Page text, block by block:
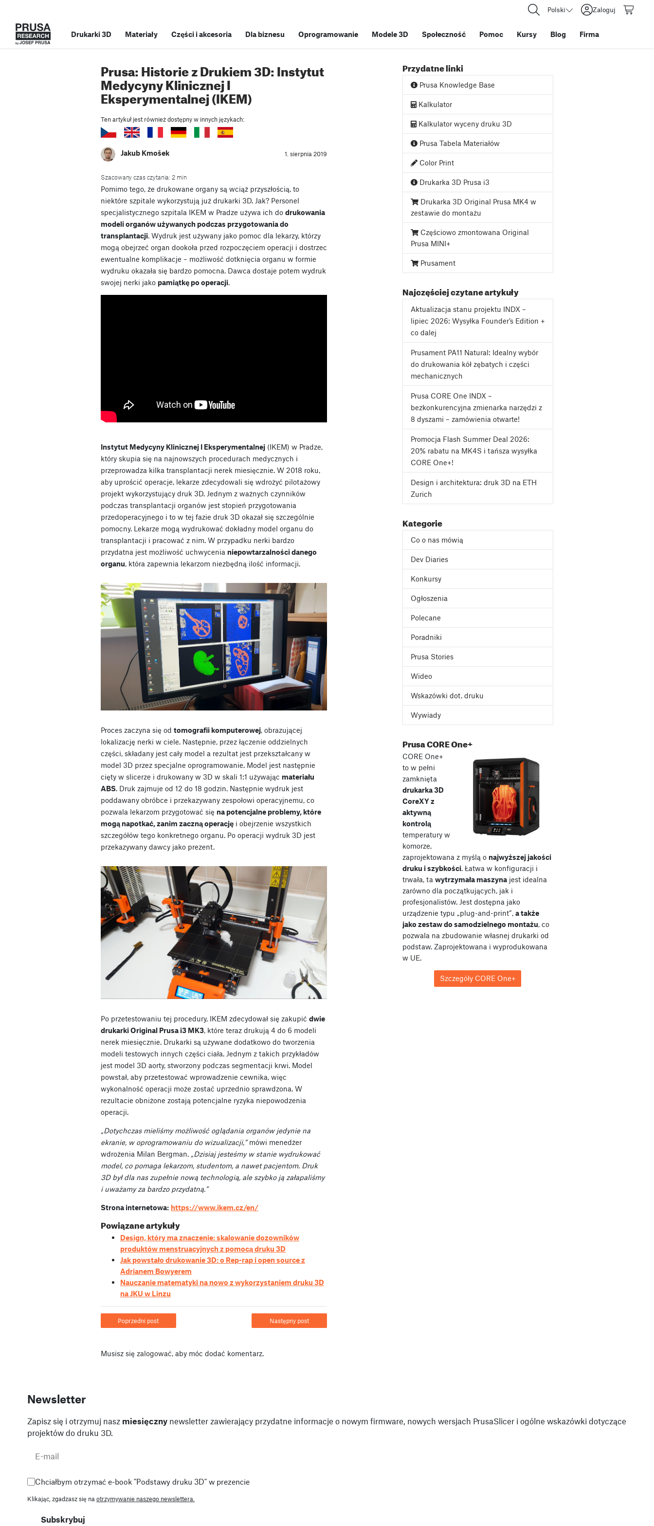
Polski Zaloguj
Drukarki 3D Materiały Części i akcesoria Dla biznesu Oprogramowanie Modele 3D Społeczność Pomoc Kursy Blog Firma
Prusa: Historie z Drukiem 3D: Instytut
Medycyny Klinicznej I
Eksperymentalnej (IKEM)
Ten artykuł jest również dostępny w innych językach:
Jakub Kmošek 1. sierpnia 2019
Szacowany czas czytania: 2 min
Pomimo tego, że drukowane organy są wciąż przyszłością, to
niektóre szpitale wykorzystują już drukarki 3D. Jak? Personel
specjalistycznego szpitala IKEM w Pradze używa ich do drukowania
modeli organów używanych podczas przygotowania do
transplantacji. Wydruk jest używany jako pomoc dla lekarzy, którzy
mogą obejrzeć organ dookoła przed rozpoczęciem operacji i dostrzec
ewentualne komplikacje – możliwość dotknięcia organu w formie
wydruku okazała się bardzo pomocna. Dawca dostaje potem wydruk
swojej nerki jako pamiątkę po operacji.
Instytut Medycyny Klinicznej I Eksperymentalnej (IKEM) w Pradze,
który skupia się na najnowszych procedurach medycznych i
przeprowadza kilka transplantacji nerek miesięcznie. W 2018 roku,
aby uprościć operacje, lekarze zdecydowali się wdrożyć pilotażowy
projekt wykorzystujący druk 3D. Jednym z ważnych czynników
podczas transplantacji organów jest stopień przygotowania
przedoperacyjnego i to w tej fazie druk 3D okazał się szczególnie
pomocny. Lekarze mogą wydrukować dokładny model organu do
transplantacji i pracować z nim. W przypadku nerki bardzo
przydatna jest możliwość uchwycenia niepowtarzalności danego
organu, która zapewnia lekarzom niezbędną ilość informacji.
Proces zaczyna się od tomografii komputerowej, obrazującej
lokalizację nerki w ciele. Następnie, przez łączenie oddzielnych
części, składany jest cały model a rezultat jest przekształcany w
model 3D przez specjalne oprogramowanie. Model jest następnie
cięty w slicerze i drukowany w 3D w skali 1:1 używając materiału
ABS. Druk zajmuje od 12 do 18 godzin. Następnie wydruk jest
poddawany obróbce i przekazywany zespołowi operacyjnemu, co
pozwala lekarzom przygotować się na potencjalne problemy, które
mogą napotkać, zanim zaczną operację i obejrzenie wszystkich
szczegółów tego konkretnego organu. Po operacji wydruk 3D jest
przekazywany dawcy jako prezent.
Po przetestowaniu tej procedury, IKEM zdecydował się zakupić dwie
drukarki Original Prusa i3 MK3, które teraz drukują 4 do 6 modeli
nerek miesięcznie. Drukarki są używane dodatkowo do tworzenia
modeli testowych innych części ciała. Jednym z takich przykładów
jest model 3D aorty, stworzony podczas segmentacji krwi. Model
powstał, aby przetestować wprowadzenie cewnika, więc
wykonalność operacji może zostać uprzednio sprawdzona. W
rezultacie obniżone zostają potencjalne ryzyka niepowodzenia
operacji.
„Dotychczas mieliśmy możliwość oglądania organów jedynie na
ekranie, w oprogramowaniu do wizualizacji,”mówi menedżer
wdrożenia Milan Bergman. „Dzisiaj jesteśmy w stanie wydrukować
model, co pomaga lekarzom, studentom, a nawet pacjentom. Druk
3D był dla nas zupełnie nową technologią, ale szybko ją załapaliśmy
i uważamy za bardzo przydatną.”
Strona internetowa: https://www.ikem.cz/en/
Powiązane artykuły
Design, który ma znaczenie: skalowanie dozowników
produktów menstruacyjnych z pomocą druku 3D
Jak powstało drukowanie 3D: o Rep-rap i open source z
Adrianem Bowyerem
Nauczanie matematyki na nowo z wykorzystaniem druku 3D
na JKU w Linzu
Poprzedni post Następny post
Musisz się zalogować, aby móc dodać komentarz.
Przydatne linki
Prusa Knowledge Base
Kalkulator
Kalkulator wyceny druku 3D
Prusa Tabela Materiałów
Color Print
Drukarka 3D Prusa i3
Drukarka 3D Original Prusa MK4 w
zestawie do montażu
Częściowo zmontowana Original
Prusa MINI+
Prusament
Najczęściej czytane artykuły
Aktualizacja stanu projektu INDX –
lipiec 2026: Wysyłka Founder’s Edition +
co dalej
Prusament PA11 Natural: Idealny wybór
do drukowania kół zębatych i części
mechanicznych
Prusa CORE One INDX –
bezkonkurencyjna zmienarka narzędzi z
8 dyszami – zamówienia otwarte!
Promocja Flash Summer Deal 2026:
20% rabatu na MK4S i tańsza wysyłka
CORE One+!
Design i architektura: druk 3D na ETH
Zurich
Kategorie
Co o nas mówią
Dev Diaries
Konkursy
Ogłoszenia
Polecane
Poradniki
Prusa Stories
Wideo
Wskazówki dot. druku
Wywiady
Prusa CORE One+
CORE One+
to w pełni
zamknięta
drukarka 3D
CoreXY z
aktywną
kontrolą
temperatury w
komorze,
zaprojektowana z myślą o najwyższej jakości
druku i szybkości. Łatwa w konfiguracji i
trwała, ta wytrzymała maszynajest idealna
zarówno dla początkujących, jak i
profesjonalistów. Jest dostępna jako
urządzenie typu „plug-and-print”, a także
jako zestaw do samodzielnego montażu, co
pozwala na zbudowanie własnej drukarki od
podstaw. Zaprojektowana i wyprodukowana
w UE.
Szczegóły CORE One+
Newsletter
Zapisz się i otrzymuj nasz miesięczny newsletter zawierający przydatne informacje o nowym firmware, nowych wersjach PrusaSlicer i ogólne wskazówki dotyczące
projektów do druku 3D.
Chciałbym otrzymać e-book "Podstawy druku 3D" w prezencie
Klikając, zgadzasz się naotrzymywanie naszego newslettera.
Subskrybuj